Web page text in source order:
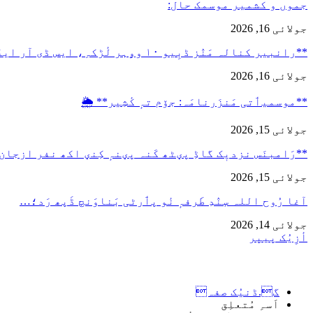
جموں و کشمیر موسمک حال:
جولائی 16, 2026
**رانبیر کنالہ مَنٛز ڈبِیو ۱۰ وۄہر لٔڑکہِ، ایس ڈی آر ایفَن…
جولائی 16, 2026
**موسمیٲتی مَنزَرنامَہ: جۆم تہٕ کٔشِیر** 🌦️
جولائی 15, 2026
**رَامبنَس نزدیٖک گاڈِ پؠٹھ کَنہ پؠنہٕ کِنؠ اکھ نفر
جولائی 15, 2026
آغا رُوح اللہ سٕنٛدِ طَرفہٕ نٔو پٲرٹی بَناوَنچ ڈَپھ رَد؛…
جولائی 14, 2026
أزِیُک پیپر
گ.ڈنیُک صفہ
اَسہِ مُتعلِق